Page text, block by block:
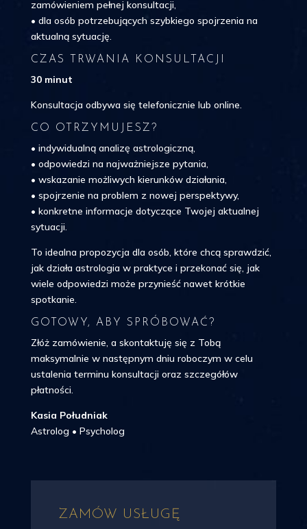
zamówieniem pełnej konsultacji,
• dla osób potrzebujących szybkiego spojrzenia na
aktualną sytuację.
CZAS TRWANIA KONSULTACJI
30 minut
Konsultacja odbywa się telefonicznie lub online.
CO OTRZYMUJESZ?
• indywidualną analizę astrologiczną,
• odpowiedzi na najważniejsze pytania,
• wskazanie możliwych kierunków działania,
• spojrzenie na problem z nowej perspektywy,
• konkretne informacje dotyczące Twojej aktualnej
sytuacji.
To idealna propozycja dla osób, które chcą sprawdzić,
jak działa astrologia w praktyce i przekonać się, jak
wiele odpowiedzi może przynieść nawet krótkie
spotkanie.
GOTOWY, ABY SPRÓBOWAĆ?
Złóż zamówienie, a skontaktuję się z Tobą
maksymalnie w następnym dniu roboczym w celu
ustalenia terminu konsultacji oraz szczegółów
płatności.
Kasia Południak
Astrolog • Psycholog
ZAMÓW USŁUGĘ